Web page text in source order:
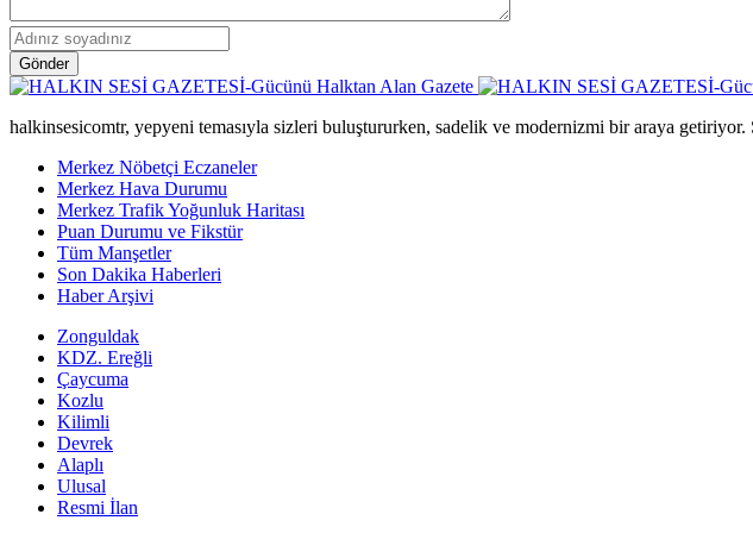
Gönder
halkinsesicomtr, yepyeni temasıyla sizleri buluştururken, sadelik ve modernizmi bir araya
Merkez Nöbetçi Eczaneler
Merkez Hava Durumu
Merkez Trafik Yoğunluk Haritası
Puan Durumu ve Fikstür
Tüm Manşetler
Son Dakika Haberleri
Haber Arşivi
Zonguldak
KDZ. Ereğli
Çaycuma
Kozlu
Kilimli
Devrek
Alaplı
Ulusal
Resmi İlan